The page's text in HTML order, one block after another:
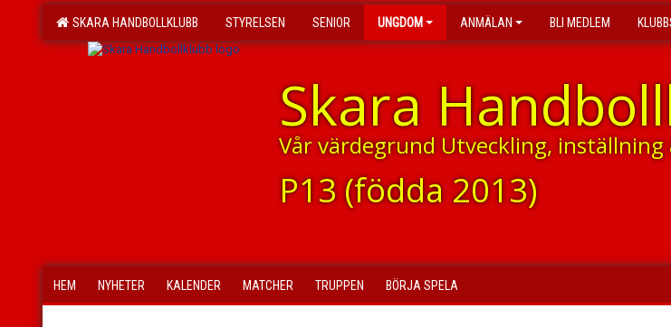
SKARA HANDBOLLKLUBB STYRELSEN SENIOR UNGDOM ANMÄLAN BLI MEDLEM
Skara
Vår värdegrund Utveckling, inställning
P13 (födda 2013)
HEM NYHETER KALENDER MATCHER TRUPPEN BÖRJA SPELA